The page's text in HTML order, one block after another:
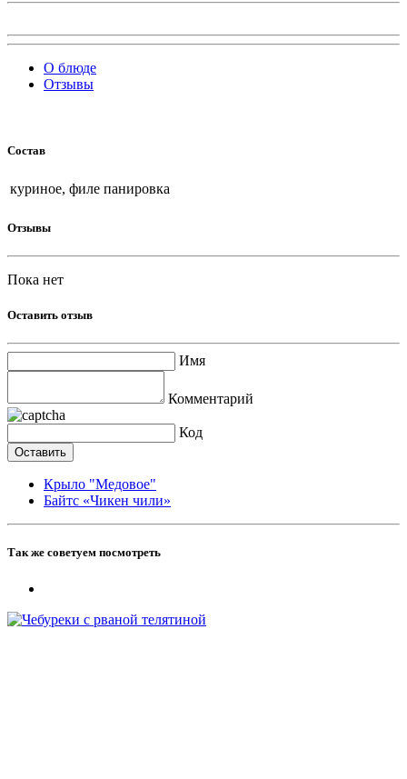
О блюде
Отзывы
Состав
куриное, филе панировка
Отзывы
Пока нет
Оставить отзыв
Имя
Комментарий
Код
Крыло "Медовое"
Байтс «Чикен чили»
Так же советуем посмотреть